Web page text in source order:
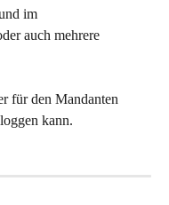
im
auch mehrere
für den Mandanten
kann.